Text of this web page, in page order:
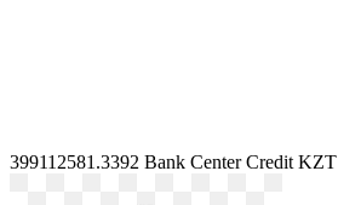
399112581.3392 Bank Center Credit KZT